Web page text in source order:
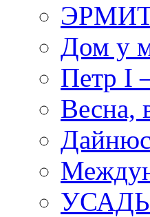
Дом у
Петр I
Весна,